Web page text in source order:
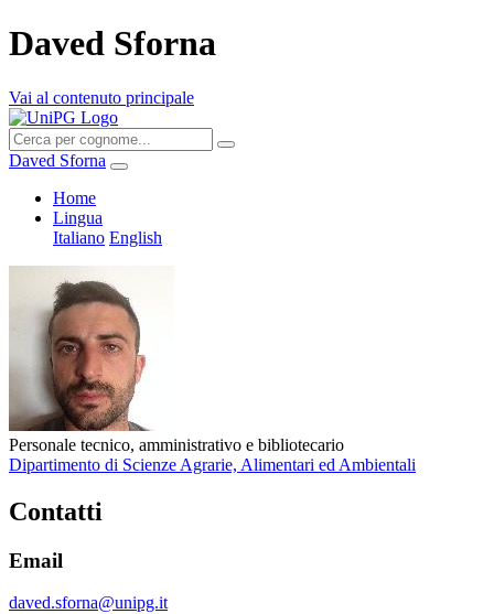
Daved Sforna
Vai al contenuto principale
Daved Sforna
Home
Lingua
Italiano English
Personale tecnico, amministrativo e bibliotecario
Dipartimento di Scienze Agrarie, Alimentari ed Ambientali
Contatti
Email
daved.sforna@unipg.it